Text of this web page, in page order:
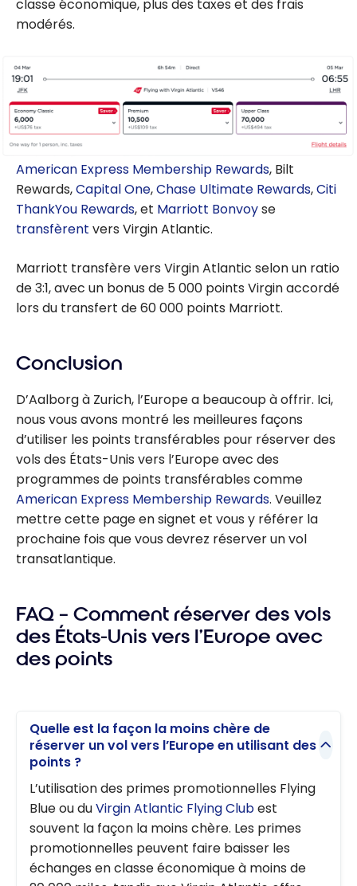
classe économique, plus des taxes et des frais
modérés.
American Express Membership Rewards, Bilt
Rewards,Capital One,Chase Ultimate Rewards,Citi
ThankYou Rewards, et Marriott Bonvoyse
transfèrent vers Virgin Atlantic.
Marriott transfère vers Virgin Atlantic selon un ratio
de 3:1, avec un bonus de 5 000 points Virgin accordé
lors du transfert de 60 000 points Marriott.
Conclusion
D’Aalborg à Zurich, l’Europe a beaucoup à offrir. Ici,
nous vous avons montré les meilleures façons
d’utiliser les points transférables pour réserver des
vols des États-Unis vers l’Europe avec des
programmes de points transférables comme
American Express Membership Rewards. Veuillez
mettre cette page en signet et vous y référer la
prochaine fois que vous devrez réserver un vol
transatlantique.
FAQ – Comment réserver des vols
des États-Unis vers l’Europe avec
des points
Quelle est la façon la moins chère de
réserver un vol vers l’Europe en utilisant des
points ?
L’utilisation des primes promotionnelles Flying
Blue ou duVirgin Atlantic Flying Clubest
souvent la façon la moins chère. Les primes
promotionnelles peuvent faire baisser les
échanges en classe économique à moins de